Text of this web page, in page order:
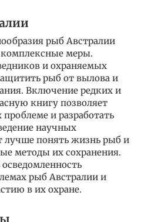
рыб Австралии
меры.
и охраняемых
рыб от вылова и
Включение редких и
книгу позволяет
и разработать
научных
лучше понять жизнь рыб и
методы их сохранения.
рыб Австралии и
в их охране.